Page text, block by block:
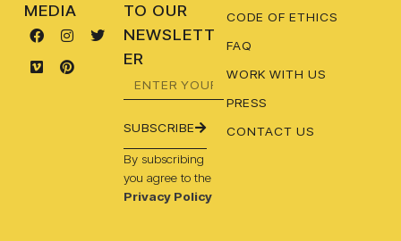
MEDIA
TO OUR
NEWSLETT
ER
SUBSCRIBE
By subscribing
you agree to the
Privacy Policy
CODE OF ETHICS
FAQ
WORK WITH US
PRESS
CONTACT US